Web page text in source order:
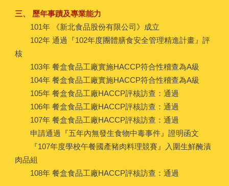
三、 歷年事蹟及專業能力
101年 《新北食品股份有限公司》成立
102年 通過『102年度團體膳食安全管理精進計畫』評
核
103年 餐盒食品工廠實施HACCP符合性稽查為A級
104年 餐盒食品工廠實施HACCP符合性稽查為A級
105年 餐盒食品工廠HACCP評核訪查：通過
106年 餐盒食品工廠HACCP評核訪查：通過
107年 餐盒食品工廠HACCP評核訪查：通過
申請通過『五年內無發生食物中毒事件』證明函文
『107年度學校午餐國產豬肉料理競賽』入圍生鮮醃漬
肉品組
108年 餐盒食品工廠HACCP評核訪查：通過